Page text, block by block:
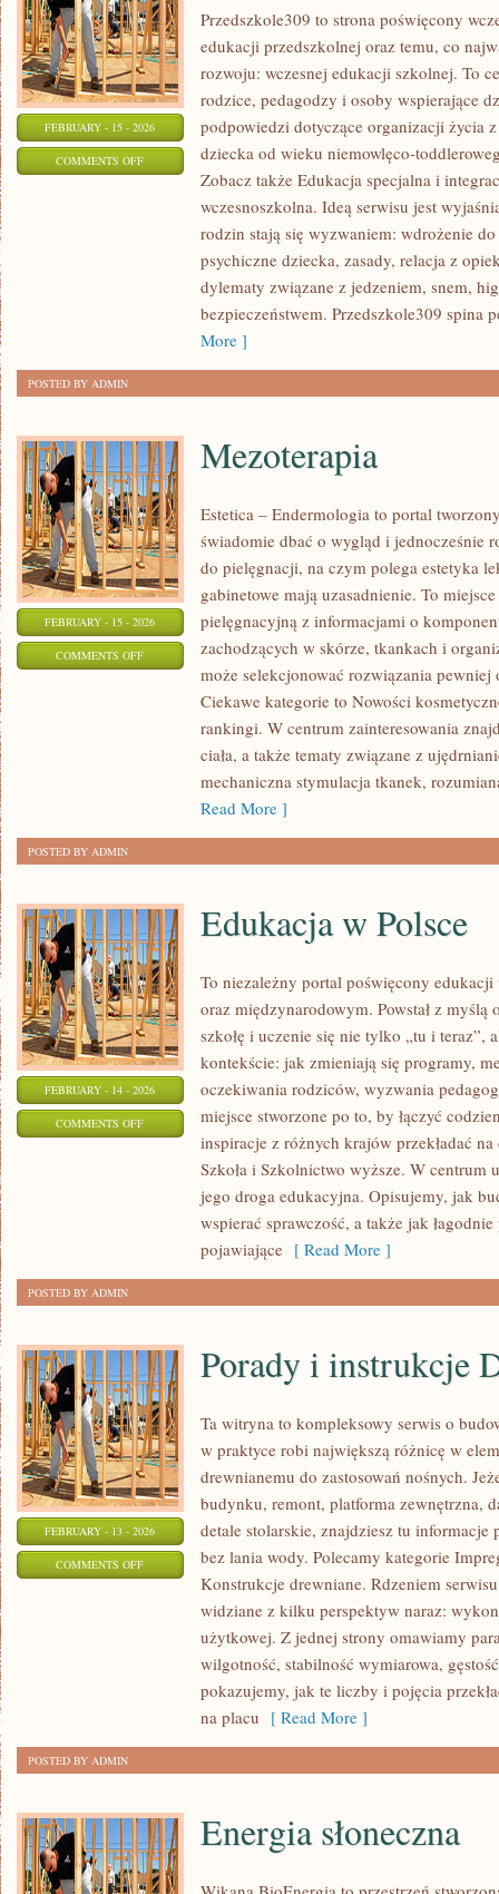
FEBRUARY - 15 - 2026
COMMENTS OFFON
PROBLEMY
WYCHOWAWCZE
Przedszkole309 to strona poświęcony
edukacji przedszkolnej oraz temu, co
rozwoju: wczesnej edukacji szkolnej. To
rodzice, pedagodzy i osoby wspierające
podpowiedzi dotyczące organizacji życia
dziecka od wieku niemowlęco-
Zobacz także Edukacja specjalna i
wczesnoszkolna. Ideą serwisu jest
rodzin stają się wyzwaniem: wdrożenie
psychiczne dziecka, zasady, relacja z
dylematy związane z jedzeniem, snem,
bezpieczeństwem. Przedszkole309 spina
More ]
POSTED BY ADMIN
FEBRUARY - 15 - 2026
COMMENTS OFFON
MEZOTERAPIA
Mezoterapia
Estetica – Endermologia to portal
świadomie dbać o wygląd i jednocześnie
do pielęgnacji, na czym polega estetyka
gabinetowe mają uzasadnienie. To
pielęgnacyjną z informacjami o
zachodzących w skórze, tkankach i
może selekcjonować rozwiązania
Ciekawe kategorie to Nowości
rankingi. W centrum zainteresowania
ciała, a także tematy związane z
mechaniczna stymulacja tkanek,
Read More ]
POSTED BY ADMIN
FEBRUARY - 14 - 2026
COMMENTS OFFON
Edukacja w Polsce
To niezależny portal poświęcony
oraz międzynarodowym. Powstał z myślą
szkołę i uczenie się nie tylko „tu i teraz”,
kontekście: jak zmieniają się programy,
oczekiwania rodziców, wyzwania
miejsce stworzone po to, by łączyć
inspiracje z różnych krajów przekładać
Szkoła i Szkolnictwo wyższe. W centrum
jego droga edukacyjna. Opisujemy, jak
wspierać sprawczość, a także jak
pojawiające [ Read More ]
POSTED BY ADMIN
FEBRUARY - 13 - 2026
COMMENTS OFFON
INSTRUKCJE
Porady i instrukcje
Ta witryna to kompleksowy serwis o
w praktyce robi największą różnicę w
drewnianemu do zastosowań nośnych.
budynku, remont, platforma zewnętrzna,
detale stolarskie, znajdziesz tu informacje
bez lania wody. Polecamy kategorie
Konstrukcje drewniane. Rdzeniem
widziane z kilku perspektyw naraz:
użytkowej. Z jednej strony omawiamy
wilgotność, stabilność wymiarowa,
pokazujemy, jak te liczby i pojęcia
na placu [ Read More ]
POSTED BY ADMIN
Energia słoneczna